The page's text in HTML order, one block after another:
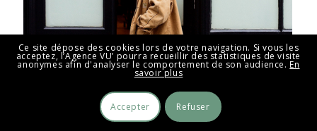
The Washington Post – des défilés à la garde-robe
Ce site dépose des cookies lors de votre navigation. Si vous les
acceptez, l’Agence VU’ pourra recueillir des statistiques de visite
anonymes afin d'analyser le comportement de son audience.En
savoir plus
Accepter Refuser